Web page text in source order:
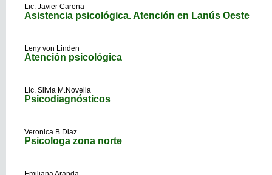
Lic. Javier Carena
Asistencia psicológica. Atención en Lanús Oeste
Leny von Linden
Atención psicológica
Lic. Silvia M.Novella
Psicodiagnósticos
Veronica B Diaz
Psicologa zona norte